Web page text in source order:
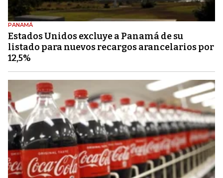
PANAMÁ
Estados Unidos excluye a Panamá de su
listado para nuevos recargos arancelarios por
12,5%